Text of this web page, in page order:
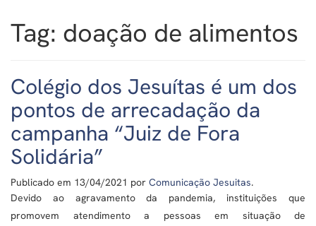
Tag: doação de alimentos
Colégio dos Jesuítas é um dos
pontos de arrecadação da
campanha “Juiz de Fora
Solidária”
Publicado em 13/04/2021 por Comunicação Jesuitas.
Devido ao agravamento da pandemia, instituições que
promovem atendimento a pessoas em situação de